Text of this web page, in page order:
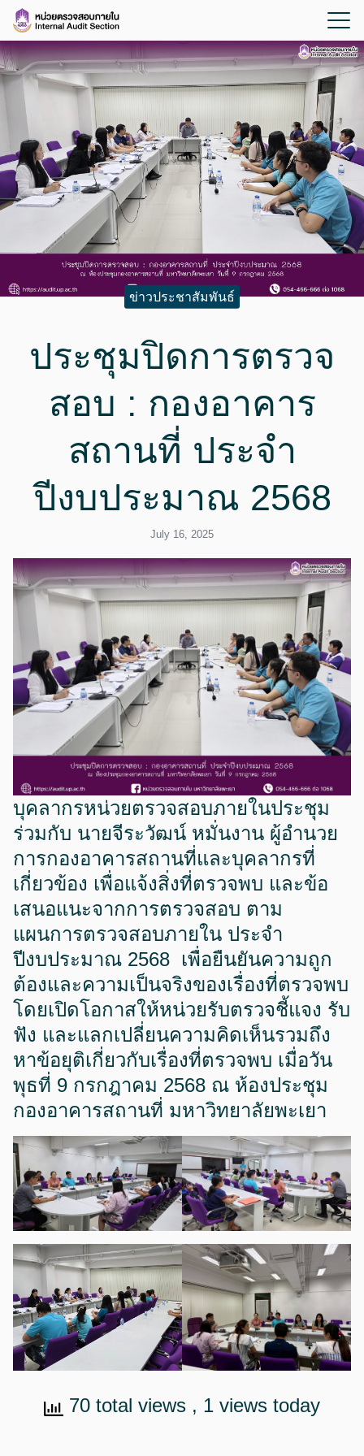
ข่าวประชาสัมพันธ์
ประชุมปิดการตรวจ
สอบ : กองอาคาร
สถานที่ ประจำ
ปีงบประมาณ 2568
July 16, 2025
บุคลากรหน่วยตรวจสอบภายในประชุม
ร่วมกับ นายจีระวัฒน์ หมั่นงาน ผู้อำนวย
การกองอาคารสถานที่และบุคลากรที่
เกี่ยวข้อง เพื่อแจ้งสิ่งที่ตรวจพบ และข้อ
เสนอแนะจากการตรวจสอบ ตาม
แผนการตรวจสอบภายใน ประจำ
ปีงบประมาณ 2568 เพื่อยืนยันความถูก
ต้องและความเป็นจริงของเรื่องที่ตรวจพบ
โดยเปิดโอกาสให้หน่วยรับตรวจชี้แจง รับ
ฟัง และแลกเปลี่ยนความคิดเห็นรวมถึง
หาข้อยุติเกี่ยวกับเรื่องที่ตรวจพบ เมื่อวัน
พุธที่ 9 กรกฎาคม 2568 ณ ห้องประชุม
กองอาคารสถานที่ มหาวิทยาลัยพะเยา
70 total views , 1 views today